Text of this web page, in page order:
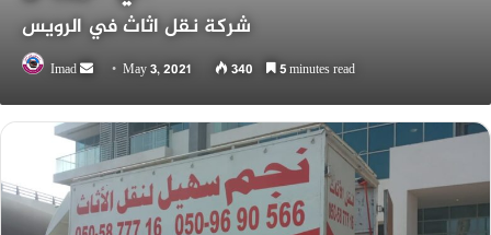
شركة نقل اثاث في الرويس
Imad
Send
email
May 3, 2021 340 5 minutes read